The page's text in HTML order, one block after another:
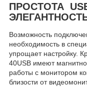
ПРОСТОТА
Возможность
необходимость в
упрощает настройку.
40USB имеют
работы с монитором
близости от